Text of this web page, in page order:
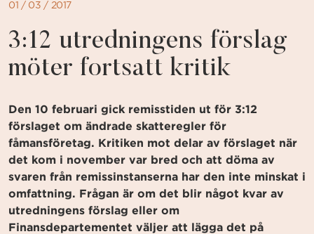
01 / 03 / 2017
3:12 utredningens förslag
möter fortsatt kritik
Den 10 februari gick remisstiden ut för 3:12
förslaget om ändrade skatteregler för
fåmansföretag. Kritiken mot delar av förslaget när
det kom i november var bred och att döma av
svaren från remissinstanserna har den inte minskat i
omfattning. Frågan är om det blir något kvar av
utredningens förslag eller om
Finansdepartementet väljer att lägga det på